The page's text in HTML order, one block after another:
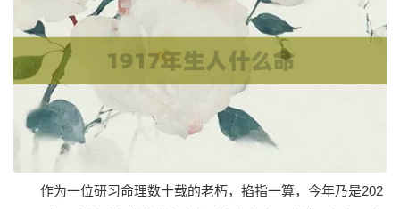
作为一位研习命理数十载的老朽，掐指一算，今年乃是202